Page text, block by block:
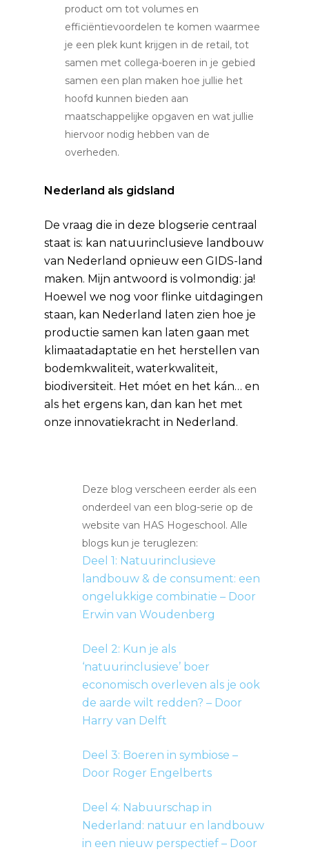
product om tot volumes en
efficiëntievoordelen te komen waarmee
je een plek kunt krijgen in de retail, tot
samen met collega-boeren in je gebied
samen een plan maken hoe jullie het
hoofd kunnen bieden aan
maatschappelijke opgaven en wat jullie
hiervoor nodig hebben van de
overheden.
Nederland als gidsland
De vraag die in deze blogserie centraal
staat is: kan natuurinclusieve landbouw
van Nederland opnieuw een GIDS-land
maken. Mijn antwoord is volmondig: ja!
Hoewel we nog voor flinke uitdagingen
staan, kan Nederland laten zien hoe je
productie samen kan laten gaan met
klimaatadaptatie en het herstellen van
bodemkwaliteit, waterkwaliteit,
biodiversiteit. Het móet en het kán… en
als het ergens kan, dan kan het met
onze innovatiekracht in Nederland.
Deze blog verscheen eerder als een
onderdeel van een blog-serie op de
website van HAS Hogeschool. Alle
blogs kun je teruglezen:
Deel 1: Natuurinclusieve
landbouw & de consument: een
ongelukkige combinatie – Door
Erwin van Woudenberg
Deel 2: Kun je als
‘natuurinclusieve’ boer
economisch overleven als je ook
de aarde wilt redden? – Door
Harry van Delft
Deel 3: Boeren in symbiose –
Door Roger Engelberts
Deel 4: Nabuurschap in
Nederland: natuur en landbouw
in een nieuw perspectief – Door